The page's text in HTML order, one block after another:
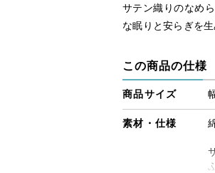
サテン織りのなめ
な眠りと安らぎを生
この商品の仕様
商品サイズ
素材・仕様